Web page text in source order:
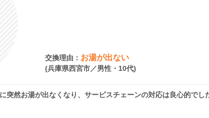
交換理由： お湯が出ない
(兵庫県西宮市／男性・10代)
突然お湯が出なくなり、サービスチェーンの対応は良心的でし